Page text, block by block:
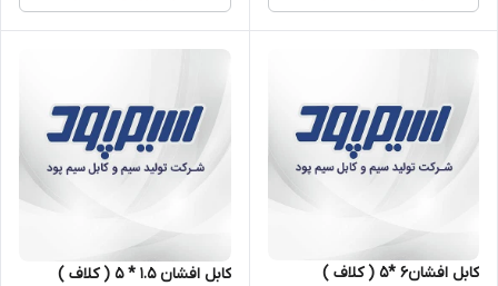
کابل افشان۶ *۵ ( کلاف ) کابل افشان ۱.۵ * ۵ ( کلاف )